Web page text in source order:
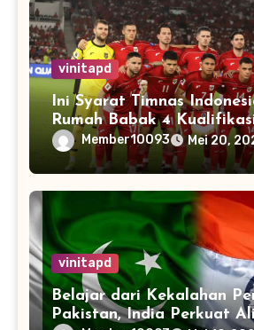
vinitapd
Ini Syarat Timnas
Rumah Babak 4
Dunia 2026
Member10093 Mei 20,
vinitapd
Belajar dari Kekalahan
Pakistan, India Perkuat